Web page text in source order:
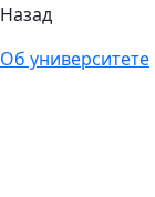
Назад
Об университете